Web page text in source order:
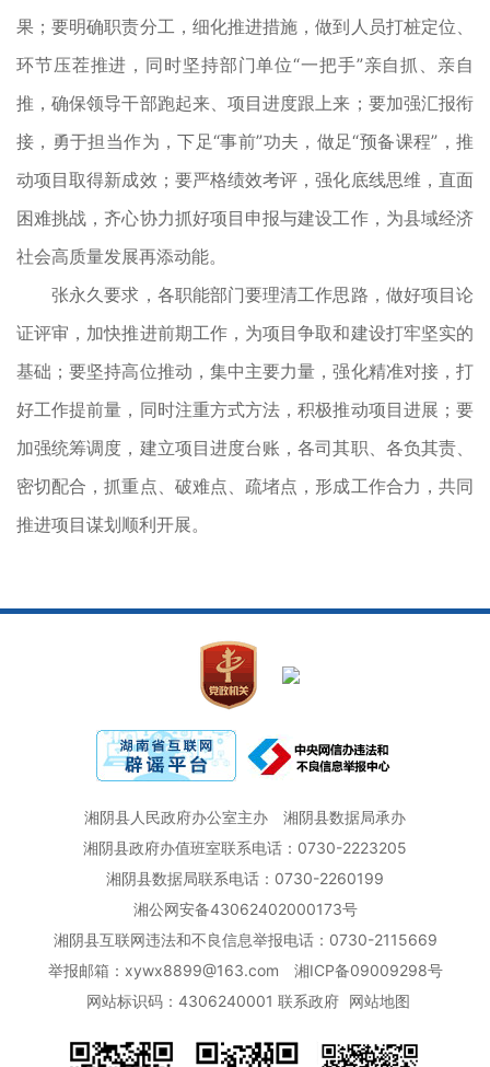
果；要明确职责分工，细化推进措施，做到人员打桩定位、
环节压茬推进，同时坚持部门单位“一把手”亲自抓、亲自
推，确保领导干部跑起来、项目进度跟上来；要加强汇报衔
接，勇于担当作为，下足“事前”功夫，做足“预备课程”，推
动项目取得新成效；要严格绩效考评，强化底线思维，直面
困难挑战，齐心协力抓好项目申报与建设工作，为县域经济
社会高质量发展再添动能。
张永久要求，各职能部门要理清工作思路，做好项目论
证评审，加快推进前期工作，为项目争取和建设打牢坚实的
基础；要坚持高位推动，集中主要力量，强化精准对接，打
好工作提前量，同时注重方式方法，积极推动项目进展；要
加强统筹调度，建立项目进度台账，各司其职、各负其责、
密切配合，抓重点、破难点、疏堵点，形成工作合力，共同
推进项目谋划顺利开展。
湘阴县人民政府办公室主办
湘阴县数据局承办
湘阴县政府办值班室联系电话：0730-2223205
湘阴县数据局联系电话：0730-2260199
湘公网安备43062402000173号
湘阴县互联网违法和不良信息举报电话：0730-2115669
举报邮箱：xywx8899@163.com
湘ICP备09009298号
网站标识码：4306240001 联系政府 网站地图